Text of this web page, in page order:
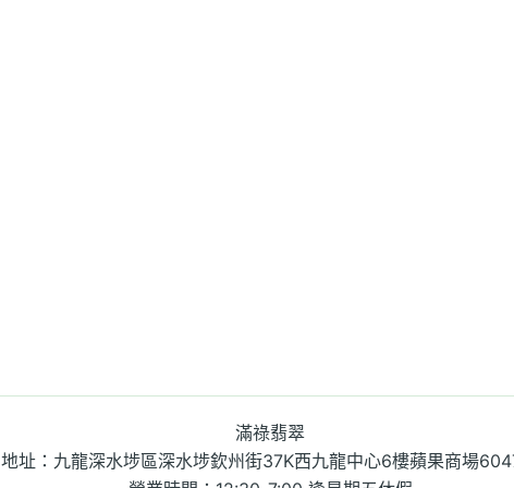
滿祿翡翠
地址：九龍深水埗區深水埗欽州街37K西九龍中心6樓蘋果商場